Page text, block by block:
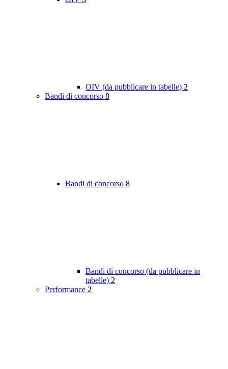
OIV (da pubblicare in tabelle) 2
Bandi di concorso 8
Bandi di concorso 8
Bandi di concorso (da pubblicare in
tabelle) 2
Performance 2